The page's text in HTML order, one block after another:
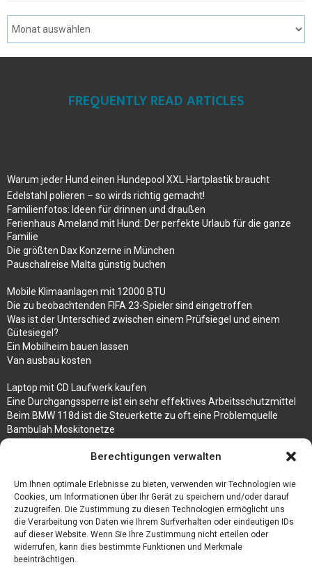
Berechtigungen verwalten
Um Ihnen optimale Erlebnisse zu bieten, verwenden wir Technologien wie
Cookies, um Informationen über Ihr Gerät zu speichern und/oder darauf
zuzugreifen. Die Zustimmung zu diesen Technologien ermöglicht uns
die Verarbeitung von Daten wie Ihrem Surfverhalten oder eindeutigen IDs
auf dieser Website. Wenn Sie Ihre Zustimmung nicht erteilen oder
widerrufen, kann dies bestimmte Funktionen und Merkmale
beeinträchtigen.
FREQUENTLY READ ARTICLES
Warum jeder Hund einen Hundepool XXL Hartplastik braucht
Edelstahl polieren – so wirds richtig gemacht!
Familienfotos: Ideen für drinnen und draußen
Ferienhaus Ameland mit Hund: Der perfekte Urlaub für die ganze
Familie
Die größten Dax Konzerne in München
Pauschalreise Malta günstig buchen
Mobile Klimaanlagen mit 12000 BTU
Die zu beobachtenden FIFA 23-Spieler sind eingetroffen
Was ist der Unterschied zwischen einem Prüfsiegel und einem
Gütesiegel?
Ein Mobilheim bauen lassen
Van ausbau kosten
Laptop mit CD Laufwerk kaufen
Eine Durchgangssperre ist ein sehr effektives Arbeitsschutzmittel
Beim BMW 118d ist die Steuerkette zu oft eine Problemquelle
Bambulah Moskitonetze
Test Toilettensitz – Helfen Sie Ihren Senioren
Personalhandbuch
10 Tipps um einen guten Eindruck zu machen
Sahnemaschine